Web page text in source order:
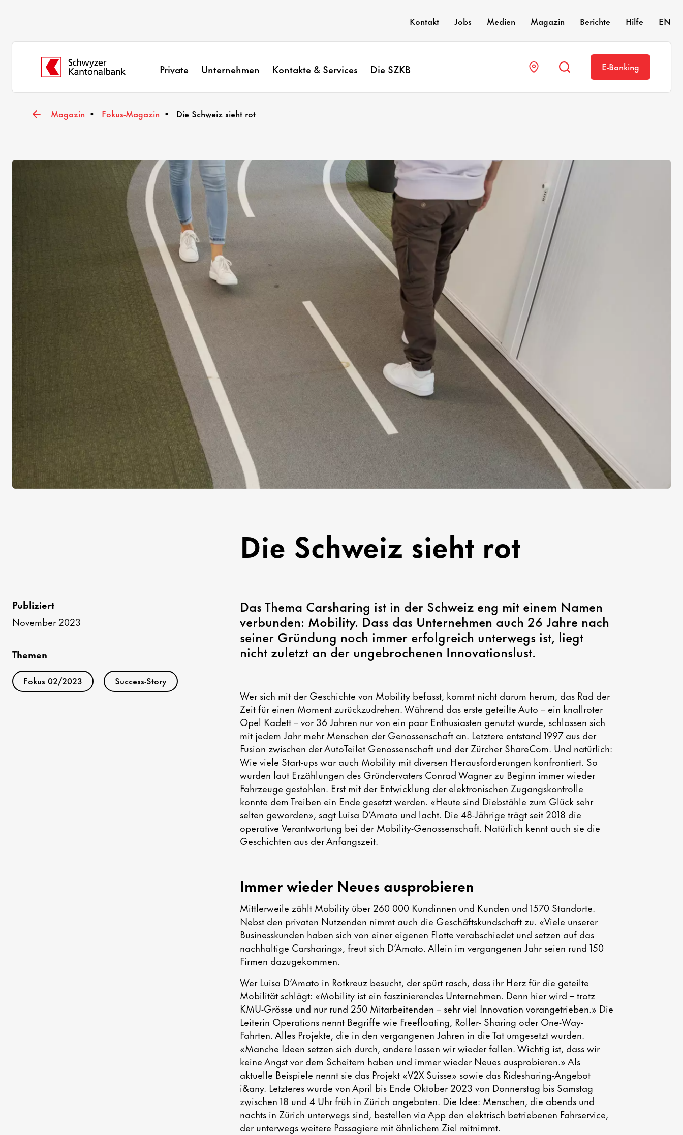
Kontakt Jobs Medien Magazin Berichte Hilfe EN
Private Unternehmen Kontakte & Services Die SZKB E-Banking
Magazin Fokus-Magazin Die Schweiz sieht rot
Die Schweiz sieht rot
Publiziert
November 2023
Themen
Fokus 02/2023 Success-Story
Das Thema Carsharing ist in der Schweiz eng mit einem Namen
verbunden: Mobility. Dass das Unternehmen auch 26 Jahre nach
seiner Gründung noch immer erfolgreich unterwegs ist, liegt
nicht zuletzt an der ungebrochenen Innovationslust.
Wer sich mit der Geschichte von Mobility befasst, kommt nicht darum herum, das Rad der
Zeit für einen Moment zurückzudrehen. Während das erste geteilte Auto – ein knallroter
Opel Kadett – vor 36 Jahren nur von ein paar Enthusiasten genutzt wurde, schlossen sich
mit jedem Jahr mehr Menschen der Genossenschaft an. Letztere entstand 1997 aus der
Fusion zwischen der AutoTeilet Genossenschaft und der Zürcher ShareCom. Und natürlich:
Wie viele Start-ups war auch Mobility mit diversen Herausforderungen konfrontiert. So
wurden laut Erzählungen des Gründervaters Conrad Wagner zu Beginn immer wieder
Fahrzeuge gestohlen. Erst mit der Entwicklung der elektronischen Zugangskontrolle
konnte dem Treiben ein Ende gesetzt werden. «Heute sind Diebstähle zum Glück sehr
selten geworden», sagt Luisa D’Amato und lacht. Die 48-Jährige trägt seit 2018 die
operative Verantwortung bei der Mobility-Genossenschaft. Natürlich kennt auch sie die
Geschichten aus der Anfangszeit.
Immer wieder Neues ausprobieren
Mittlerweile zählt Mobility über 260 000 Kundinnen und Kunden und 1570 Standorte.
Nebst den privaten Nutzenden nimmt auch die Geschäftskundschaft zu. «Viele unserer
Businesskunden haben sich von einer eigenen Flotte verabschiedet und setzen auf das
nachhaltige Carsharing», freut sich D’Amato. Allein im vergangenen Jahr seien rund 150
Firmen dazugekommen.
Wer Luisa D’Amato in Rotkreuz besucht, der spürt rasch, dass ihr Herz für die geteilte
Mobilität schlägt: «Mobility ist ein faszinierendes Unternehmen. Denn hier wird – trotz
KMU-Grösse und nur rund 250 Mitarbeitenden – sehr viel Innovation vorangetrieben.» Die
Leiterin Operations nennt Begriffe wie Freefloating, Roller- Sharing oder One-Way-
Fahrten. Alles Projekte, die in den vergangenen Jahren in die Tat umgesetzt wurden.
«Manche Ideen setzen sich durch, andere lassen wir wieder fallen. Wichtig ist, dass wir
keine Angst vor dem Scheitern haben und immer wieder Neues ausprobieren.» Als
aktuelle Beispiele nennt sie das Projekt «V2X Suisse» sowie das Ridesharing-Angebot
i&any. Letzteres wurde von April bis Ende Oktober 2023 von Donnerstag bis Samstag
zwischen 18 und 4 Uhr früh in Zürich angeboten. Die Idee: Menschen, die abends und
nachts in Zürich unterwegs sind, bestellen via App den elektrisch betriebenen Fahrservice,
der unterwegs weitere Passagiere mit ähnlichem Ziel mitnimmt.